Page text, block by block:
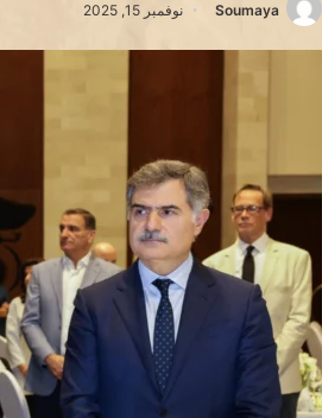
Soumaya نوفمبر 15, 2025